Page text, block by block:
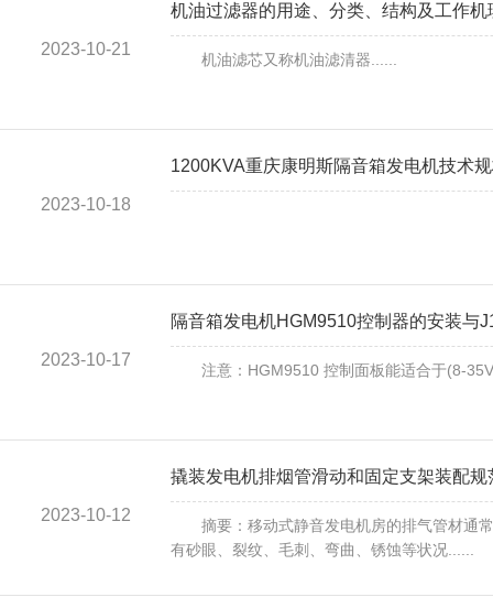
2023-10-21
机油过滤器的用途、分类、结构及工作机
机油滤芯又称机油滤清器......
2023-10-18
1200KVA重庆康明斯隔音箱发电机技术
…………......
2023-10-17
隔音箱发电机HGM9510控制器的安装与
注意：HGM9510 控制面板能适合于(8-
2023-10-12
撬装发电机排烟管滑动和固定支架装配规
摘要：移动式静音发电机房的排气管材通常
有砂眼、裂纹、毛刺、弯曲、锈蚀等状况......